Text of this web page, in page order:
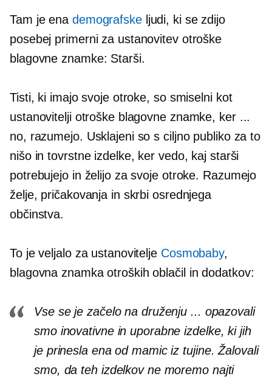
Tam je ena demografskeljudi, ki se zdijo
posebej primerni za ustanovitev otroške
blagovne znamke: Starši.
Tisti, ki imajo svoje otroke, so smiselni kot
ustanovitelji otroške blagovne znamke, ker ...
no, razumejo. Usklajeni so s ciljno publiko za to
nišo in tovrstne izdelke, ker vedo, kaj starši
potrebujejo in želijo za svoje otroke. Razumejo
želje, pričakovanja in skrbi osrednjega
občinstva.
To je veljalo za ustanovitelje Cosmobaby,
blagovna znamka otroških oblačil in dodatkov:
Vse se je začelo na druženju ... opazovali
smo inovativne in uporabne izdelke, ki jih
je prinesla ena od mamic iz tujine. Žalovali
smo, da teh izdelkov ne moremo najti